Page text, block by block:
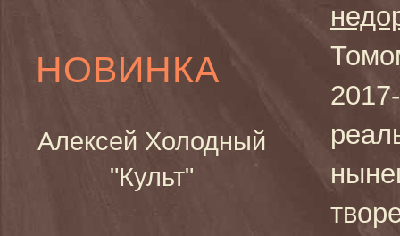
НОВИНКА
Алексей Холодный
"Культ"